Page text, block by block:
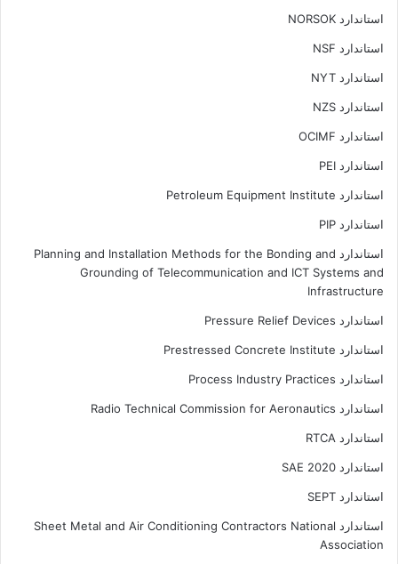
استاندارد NORSOK
استاندارد NSF
استاندارد NYT
استاندارد NZS
استاندارد OCIMF
استاندارد PEI
استاندارد Petroleum Equipment Institute
استاندارد PIP
استاندارد Planning and Installation Methods for the Bonding and
Grounding of Telecommunication and ICT Systems and
Infrastructure
استاندارد Pressure Relief Devices
استاندارد Prestressed Concrete Institute
استاندارد Process Industry Practices
استاندارد Radio Technical Commission for Aeronautics
استاندارد RTCA
استاندارد SAE 2020
استاندارد SEPT
استاندارد Sheet Metal and Air Conditioning Contractors National
Association